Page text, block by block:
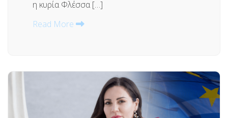
η κυρία Φλέσσα […]
Read More